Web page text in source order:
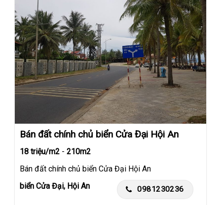
Bán đất chính chủ biển Cửa Đại Hội An
18 triệu/m2 - 210m2
Bán đất chính chủ biển Cửa Đại Hội An
biển Cửa Đại, Hội An
0981230236